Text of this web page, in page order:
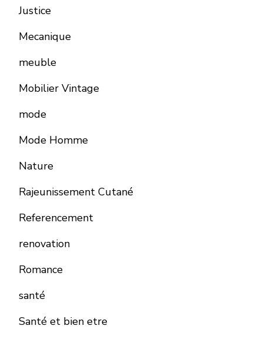
Justice
Mecanique
meuble
Mobilier Vintage
mode
Mode Homme
Nature
Rajeunissement Cutané
Referencement
renovation
Romance
santé
Santé et bien etre